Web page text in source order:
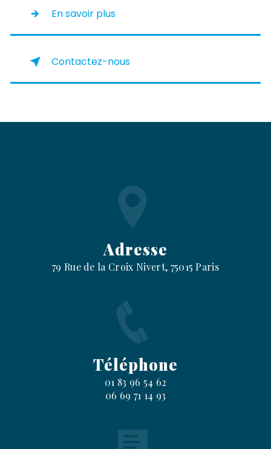
En savoir plus
Contactez-nous
Adresse
79 Rue de la Croix Nivert, 75015 Paris
Téléphone
01 83 96 54 62
06 69 71 14 93